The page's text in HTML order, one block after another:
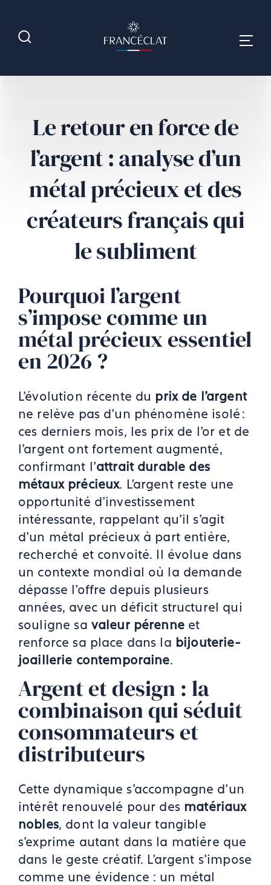
Le retour en force de
l’argent : analyse d’un
métal précieux et des
créateurs français qui
le subliment
Pourquoi l’argent
s’impose comme un
métal précieux essentiel
en 2026 ?
L’évolution récente du prix de l’argent
ne relève pas d’un phénomène isolé :
ces derniers mois, les prix de l’or et de
l’argent ont fortement augmenté,
confirmant l’attrait durable des
métaux précieux. L’argent reste une
opportunité d’investissement
intéressante, rappelant qu’il s’agit
d’un métal précieux à part entière,
recherché et convoité. Il évolue dans
un contexte mondial où la demande
dépasse l’offre depuis plusieurs
années, avec un déficit structurel qui
souligne sa valeur pérenneet
renforce sa place dans la bijouterie-
joaillerie contemporaine.
Argent et design : la
combinaison qui séduit
consommateurs et
distributeurs
Cette dynamique s’accompagne d’un
intérêt renouvelé pour des matériaux
nobles, dont la valeur tangible
s’exprime autant dans la matière que
dans le geste créatif. L’argent s’impose
comme une évidence : un métal